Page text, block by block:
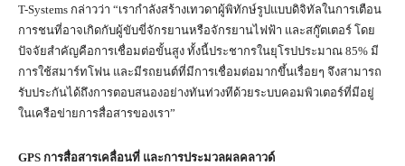
T-Systems กล่าวว่า “เรากำลังสร้างเทวดาผู้พิทักษ์รูปแบบดิจิทัลในการเตือน
การชนที่อาจเกิดกับผู้ขับขี่จักรยานหรือจักรยานไฟฟ้า และสกู๊ตเตอร์ โดย
ปัจจัยสำคัญคือการเชื่อมต่อขั้นสูง ทั้งนี้ประชากรในยุโรปประมาณ 85% มี
การใช้สมาร์ทโฟน และมีรถยนต์ที่มีการเชื่อมต่อมากขึ้นเรื่อยๆ จึงสามารถ
รับประกันได้ถึงการตอบสนองอย่างทันท่วงทีด้วยระบบคอมพิวเตอร์ที่มีอยู่
ในเครือข่ายการสื่อสารของเรา”
GPS การสื่อสารเคลื่อนที่ และการประมวลผลคลาวด์